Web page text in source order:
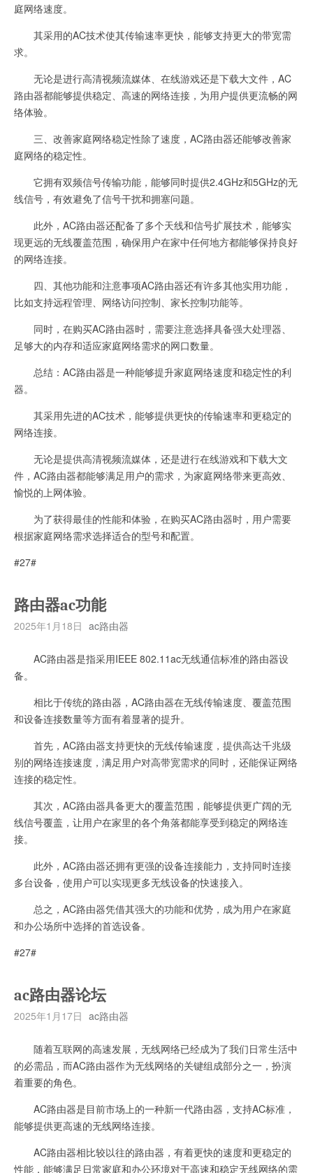
庭网络速度。
其采用的AC技术使其传输速率更快，能够支持更大的带宽需
求。
无论是进行高清视频流媒体、在线游戏还是下载大文件，AC
路由器都能够提供稳定、高速的网络连接，为用户提供更流畅的网
络体验。
三、改善家庭网络稳定性除了速度，AC路由器还能够改善家
庭网络的稳定性。
它拥有双频信号传输功能，能够同时提供2.4GHz和5GHz的无
线信号，有效避免了信号干扰和拥塞问题。
此外，AC路由器还配备了多个天线和信号扩展技术，能够实
现更远的无线覆盖范围，确保用户在家中任何地方都能够保持良好
的网络连接。
四、其他功能和注意事项AC路由器还有许多其他实用功能，
比如支持远程管理、网络访问控制、家长控制功能等。
同时，在购买AC路由器时，需要注意选择具备强大处理器、
足够大的内存和适应家庭网络需求的网口数量。
总结：AC路由器是一种能够提升家庭网络速度和稳定性的利
器。
其采用先进的AC技术，能够提供更快的传输速率和更稳定的
网络连接。
无论是提供高清视频流媒体，还是进行在线游戏和下载大文
件，AC路由器都能够满足用户的需求，为家庭网络带来更高效、
愉悦的上网体验。
为了获得最佳的性能和体验，在购买AC路由器时，用户需要
根据家庭网络需求选择适合的型号和配置。
#27#
路由器ac功能
2025年1月18日 ac路由器
AC路由器是指采用IEEE 802.11ac无线通信标准的路由器设
备。
相比于传统的路由器，AC路由器在无线传输速度、覆盖范围
和设备连接数量等方面有着显著的提升。
首先，AC路由器支持更快的无线传输速度，提供高达千兆级
别的网络连接速度，满足用户对高带宽需求的同时，还能保证网络
连接的稳定性。
其次，AC路由器具备更大的覆盖范围，能够提供更广阔的无
线信号覆盖，让用户在家里的各个角落都能享受到稳定的网络连
接。
此外，AC路由器还拥有更强的设备连接能力，支持同时连接
多台设备，使用户可以实现更多无线设备的快速接入。
总之，AC路由器凭借其强大的功能和优势，成为用户在家庭
和办公场所中选择的首选设备。
#27#
ac路由器论坛
2025年1月17日 ac路由器
随着互联网的高速发展，无线网络已经成为了我们日常生活中
的必需品，而AC路由器作为无线网络的关键组成部分之一，扮演
着重要的角色。
AC路由器是目前市场上的一种新一代路由器，支持AC标准，
能够提供更高速的无线网络连接。
AC路由器相比较以往的路由器，有着更快的速度和更稳定的
性能，能够满足日常家庭和办公环境对于高速和稳定无线网络的需